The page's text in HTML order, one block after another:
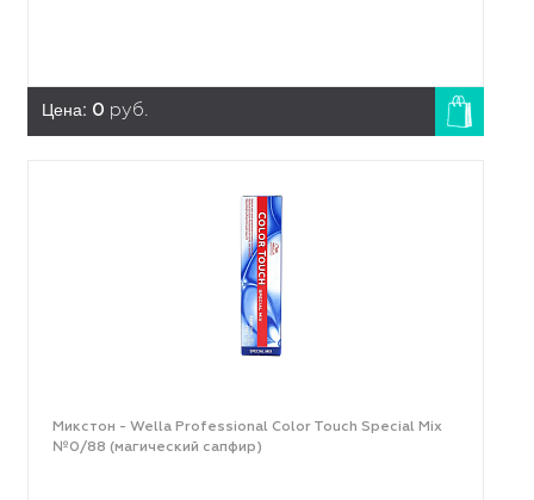
Цена: 0 руб.
Микстон - Wella Professional Color Touch Special Mix
№0/88 (магический сапфир)